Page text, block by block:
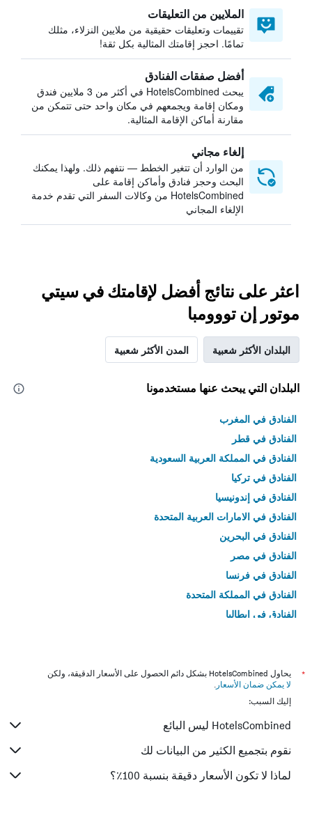
الملايين من التعليقات
تقييمات وتعليقات حقيقية من ملايين النزلاء، مثلك
تمامًا. احجز إقامتك المثالية بكل ثقة!
أفضل صفقات الفنادق
يبحث HotelsCombined في أكثر من 3 ملايين فندق
ومكان إقامة ويجمعهم في مكان واحد حتى تتمكن من
مقارنة أماكن الإقامة المثالية.
إلغاء مجاني
من الوارد أن تتغير الخطط — نتفهم ذلك. ولهذا يمكنك
البحث وحجز فنادق وأماكن إقامة على
HotelsCombined من وكالات السفر التي تقدم خدمة
الإلغاء المجاني
اعثر على نتائج أفضل لإقامتك في سيتي
موتور إن تووومبا
البلدان الأكثر شعبية المدن الأكثر شعبية
البلدان التي يبحث عنها مستخدمونا
الفنادق في المغرب
الفنادق في قطر
الفنادق في المملكة العربية السعودية
الفنادق في تركيا
الفنادق في إندونيسيا
الفنادق في الامارات العربية المتحدة
الفنادق في البحرين
الفنادق في مصر
الفنادق في فرنسا
الفنادق في المملكة المتحدة
الفنادق في إيطاليا
*
يحاول HotelsCombined بشكل دائم الحصول على الأسعار الدقيقة، ولكن
لا يمكن ضمان الأسعار .
إليك السبب:
HotelsCombined ليس البائع
نقوم بتجميع الكثير من البيانات لك
لماذا لا تكون الأسعار دقيقة بنسبة 100٪؟